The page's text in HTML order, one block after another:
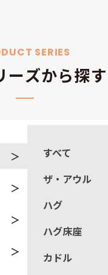
SERIES
ーズから探す
すべて
ザ・アウル
ハグ
ハグ床座
カドル